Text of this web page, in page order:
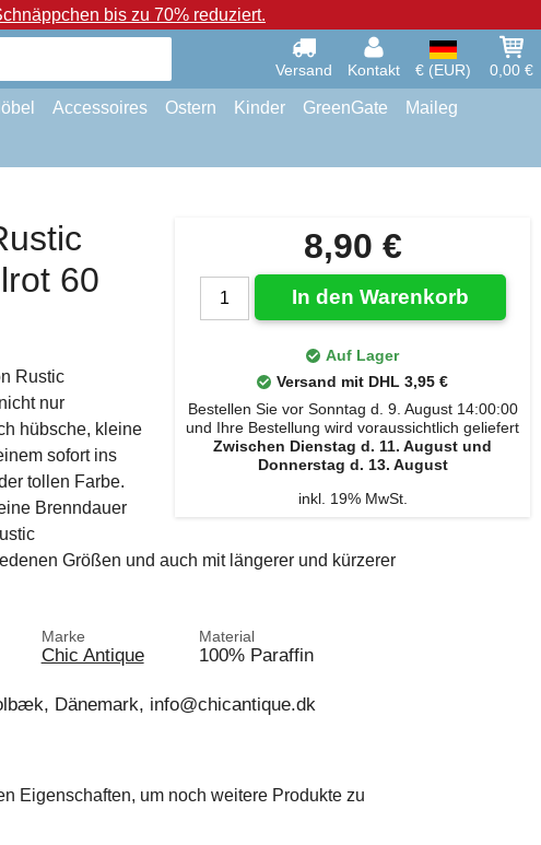
bis zu 70% reduziert.
Versand Kontakt € (EUR) 0,00 €
Accessoires Ostern Kinder GreenGate Maileg
8,90 €
In den Warenkorb
Auf Lager
Versand mit DHL 3,95 €
Bestellen Sie vor Sonntag d. 9. August 14:00:00
und Ihre Bestellung wird voraussichtlich geliefert
Zwischen Dienstag d. 11. August und
Donnerstag d. 13. August
inkl. 19% MwSt.
60
Rustic
nur
hübsche, kleine
sofort ins
tollen Farbe.
Brenndauer
Größen und auch mit längerer und kürzerer
Marke
Chic Antique
Material
100% Paraffin
Dänemark, info@chicantique.dk
Eigenschaften, um noch weitere Produkte zu